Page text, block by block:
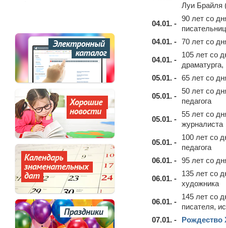
Луи Брайля
04.01. -
90 лет со
04.01. - 70 лет со
04.01. -
105 лет со
05.01. - 65 лет со
05.01. -
50 лет со
педагога
05.01. -
55 лет со
журналиста
05.01. -
100 лет со
педагога
06.01. - 95 лет со
06.01. -
135 лет со
художника
06.01. -
145 лет со
писателя,
07.01. -
Рождество